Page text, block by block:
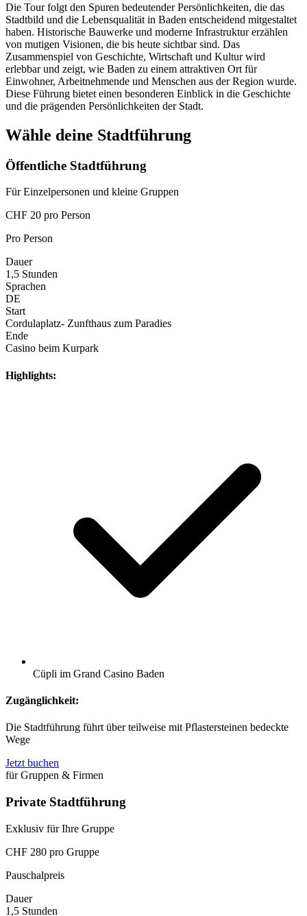
Die Tour folgt den Spuren bedeutender Persönlichkeiten, die das
Stadtbild und die Lebensqualität in Baden entscheidend mitgestaltet
haben. Historische Bauwerke und moderne Infrastruktur erzählen
von mutigen Visionen, die bis heute sichtbar sind. Das
Zusammenspiel von Geschichte, Wirtschaft und Kultur wird
erlebbar und zeigt, wie Baden zu einem attraktiven Ort für
Einwohner, Arbeitnehmende und Menschen aus der Region wurde.
Diese Führung bietet einen besonderen Einblick in die Geschichte
und die prägenden Persönlichkeiten der Stadt.
Wähle deine Stadtführung
Öffentliche Stadtführung
Für Einzelpersonen und kleine Gruppen
CHF 20 pro Person
Pro Person
Dauer
1,5 Stunden
Sprachen
DE
Start
Cordulaplatz- Zunfthaus zum Paradies
Ende
Casino beim Kurpark
Highlights:
Cüpli im Grand Casino Baden
Zugänglichkeit:
Die Stadtführung führt über teilweise mit Pflastersteinen bedeckte
Wege
Jetzt buchen
für Gruppen & Firmen
Private Stadtführung
Exklusiv für Ihre Gruppe
CHF 280 pro Gruppe
Pauschalpreis
Dauer
1,5 Stunden